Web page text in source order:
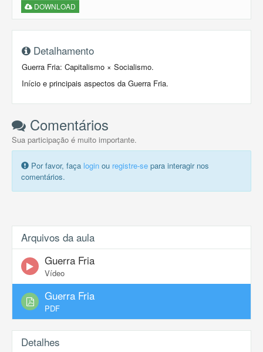
DOWNLOAD
Detalhamento
Guerra Fria: Capitalismo × Socialismo.
Início e principais aspectos da Guerra Fria.
Comentários
Sua participação é muito importante.
Por favor, faça login ou registre-se para interagir nos
comentários.
Arquivos da aula
Guerra Fria
Vídeo
Guerra Fria
PDF
Detalhes